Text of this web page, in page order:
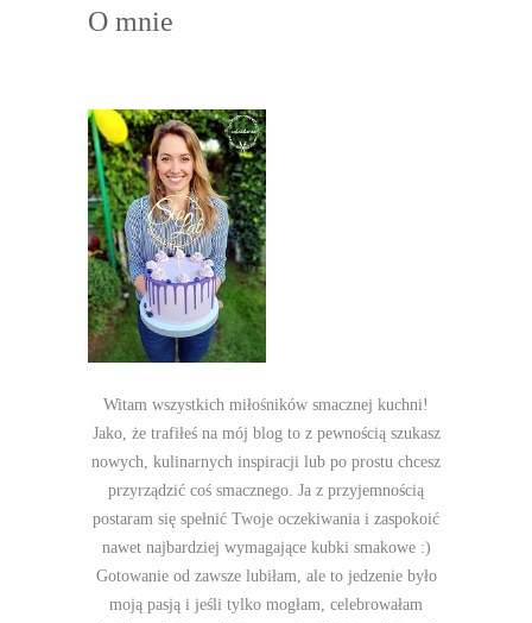
O mnie
Witam wszystkich miłośników smacznej kuchni!
Jako, że trafiłeś na mój blog to z pewnością szukasz
nowych, kulinarnych inspiracji lub po prostu chcesz
przyrządzić coś smacznego. Ja z przyjemnością
postaram się spełnić Twoje oczekiwania i zaspokoić
nawet najbardziej wymagające kubki smakowe :)
Gotowanie od zawsze lubiłam, ale to jedzenie było
moją pasją i jeśli tylko mogłam, celebrowałam